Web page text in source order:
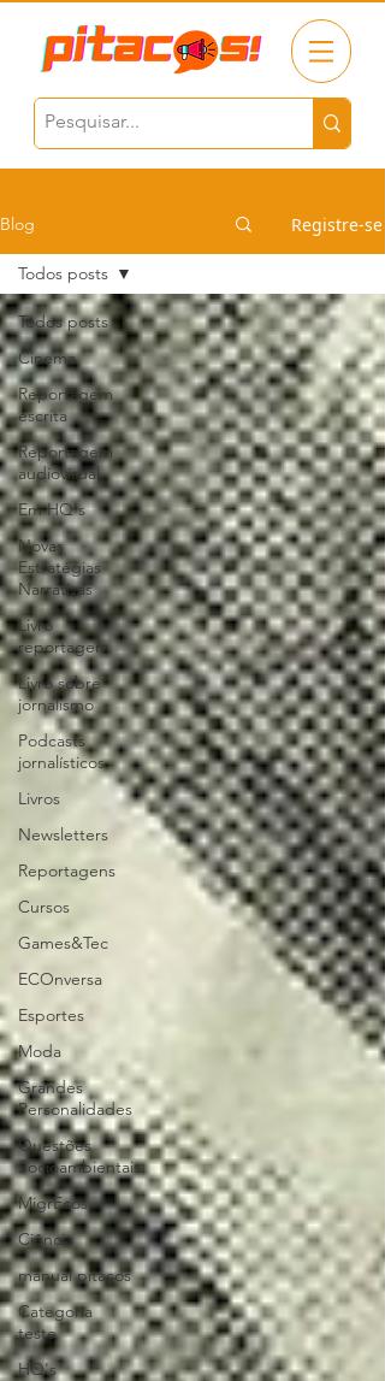
Blog Registre-se
Todos posts
Cinema
Reportagem
escrita
Reportagem
audiovisual
Em HQ's
Novas
Estratégias
Narrativas
Livro
reportagem
Livro sobre
jornalismo
Podcasts
jornalísticos
Livros
Newsletters
Reportagens
Cursos
Games&Tec
ECOnversa
Esportes
Moda
Grandes
Personalidades
Questões
Socioambientais
MigrEcos
Ciência
manual pitacos
Categoria
teste
HQ's
Todos posts